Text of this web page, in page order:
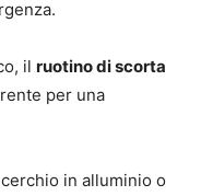
il ruotino di scorta
per una
in alluminio o